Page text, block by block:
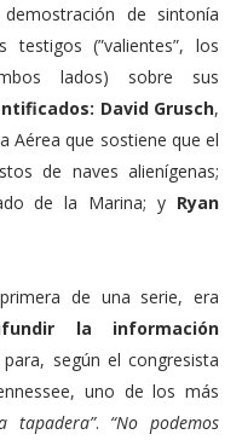
de sintonía
(”valientes”, los
lados) sobre sus
David Grusch,
Aérea que sostiene que el
de naves alienígenas;
de la Marina; y Ryan
de una serie, era
la información
para, según el congresista
uno de los más
tapadera”. “No podemos